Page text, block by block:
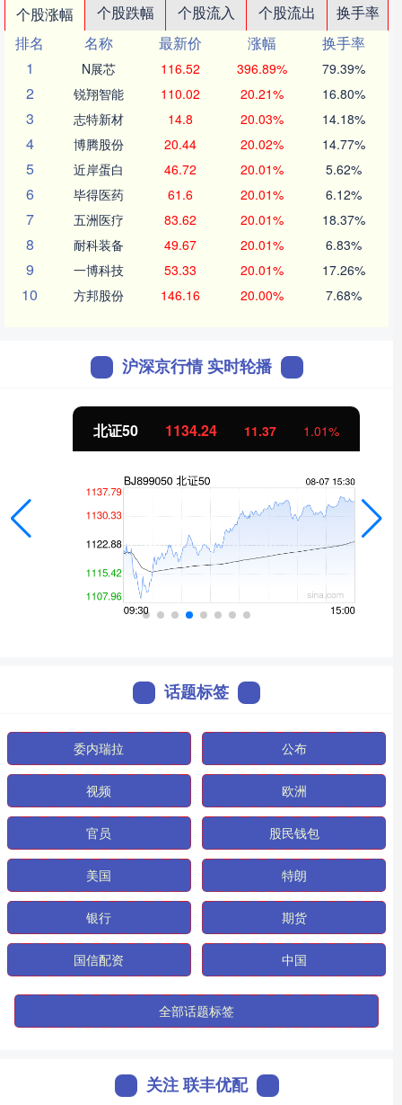
个股涨幅 个股跌幅 个股流入 个股流出
换手率
排名
名称 最新价 涨幅
换手率
1
N展芯 116.52 396.89% 79.39%
2 锐翔智能 110.02 20.21% 16.80%
3 志特新材 14.8 20.03% 14.18%
4 博腾股份 20.44 20.02% 14.77%
5 近岸蛋白 46.72 20.01% 5.62%
6 毕得医药 61.6 20.01% 6.12%
7 五洲医疗 83.62 20.01% 18.37%
8 耐科装备 49.67 20.01% 6.83%
9 一博科技 53.33 20.01% 17.26%
10 方邦股份 146.16 20.00% 7.68%
沪深京行情 实时轮播
北证50 1134.24 11.37 1.01%
话题标签
委内瑞拉 公布
视频 欧洲
官员 股民钱包
美国 特朗
银行 期货
国信配资 中国
全部话题标签
关注 联丰优配